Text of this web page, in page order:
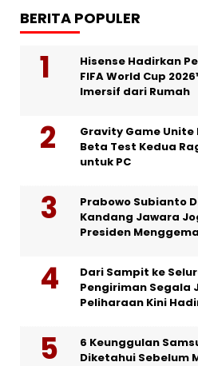
BERITA POPULER
Hisense Hadirkan
FIFA World Cup
Imersif dari Rumah
Gravity Game Unite
Beta Test Kedua
untuk PC
Prabowo Subianto
Kandang Jawara
Presiden Menggema
Dari Sampit ke
Pengiriman Segala
Peliharaan Kini
6 Keunggulan
Diketahui Sebelum